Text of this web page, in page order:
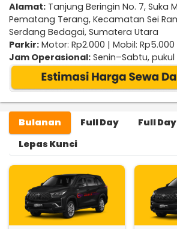
Alamat: Tanjung Beringin No. 7, Suka
Pematang Terang, Kecamatan Sei
Serdang Bedagai, Sumatera Utara
Parkir: Motor: Rp2.000 | Mobil: Rp5.000
Jam Operasional: Senin–Sabtu, pukul
Bulanan Full Day
Full
Lepas Kunci